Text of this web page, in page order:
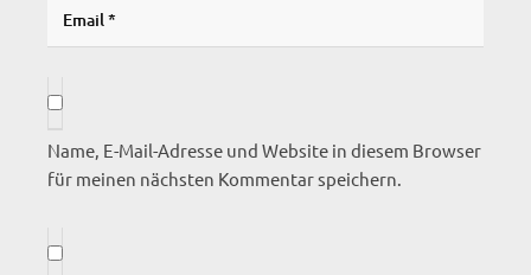
Name, E-Mail-Adresse und Website in diesem Browser
für meinen nächsten Kommentar speichern.